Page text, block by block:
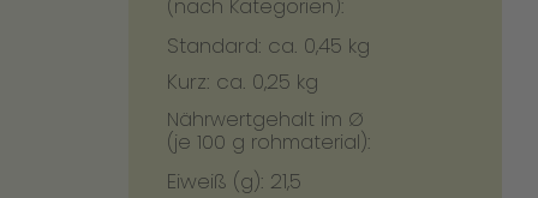
(nach Kategorien):
Standard: ca. 0,45 kg
Kurz: ca. 0,25 kg
Nährwertgehalt im Ø
(je 100 g rohmaterial):
Eiweiß (g): 21,5